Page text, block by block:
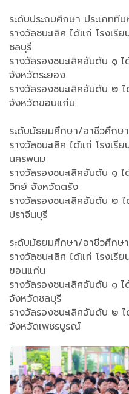
ระดับประถมศึกษา ประเภท
รางวัลชนะเลิศ ได้แก่ โรงเรี
ชลบุรี
รางวัลรองชนะเลิศอันดับ ๑
จังหวัดระยอง
รางวัลรองชนะเลิศอันดับ ๒
จังหวัดขอนแก่น
ระดับมัธยมศึกษา/อาชีวศึกษ
รางวัลชนะเลิศ ได้แก่ โรงเ
นครพนม
รางวัลรองชนะเลิศอันดับ ๑ ไ
วิทย์ จังหวัดตรัง
รางวัลรองชนะเลิศอันดับ ๒
ปราจีนบุรี
ระดับมัธยมศึกษา/อาชีวศึกษ
รางวัลชนะเลิศ ได้แก่ โรงเ
ขอนแก่น
รางวัลรองชนะเลิศอันดับ ๑
จังหวัดชลบุรี
รางวัลรองชนะเลิศอันดับ ๒
จังหวัดเพชรบูรณ์